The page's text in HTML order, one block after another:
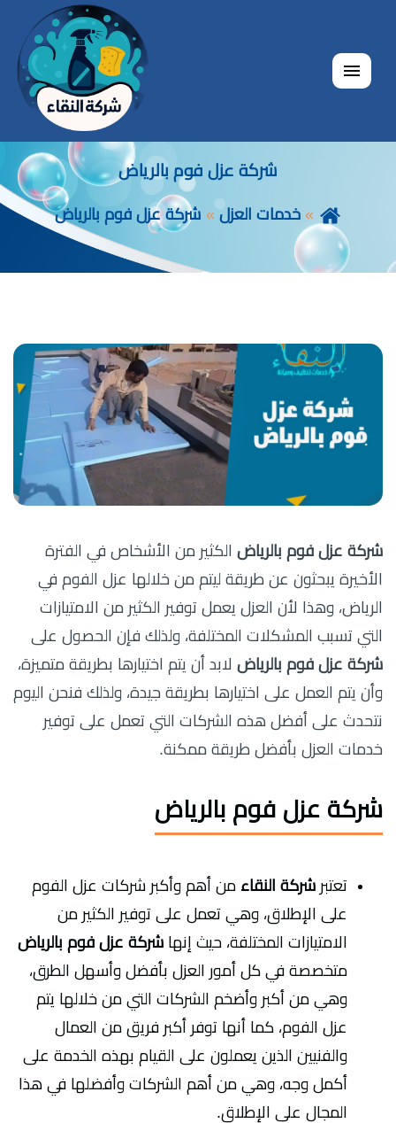
القائمة
شركة عزل فوم بالرياض
خدمات العزل شركة عزل فوم بالرياض
شركة عزل فوم بالرياض الكثير من الأشخاص في الفترة
الأخيرة يبحثون عن طريقة ليتم من خلالها عزل الفوم في
الرياض، وهذا لأن العزل يعمل توفير الكثير من الامتيازات
التي تسبب المشكلات المختلفة، ولذلك فإن الحصول على
شركة عزل فوم بالرياض لابد أن يتم اختيارها بطريقة متميزة،
وأن يتم العمل على اختيارها بطريقة جيدة، ولذلك فنحن اليوم
نتحدث على أفضل هذه الشركات التي تعمل على توفير
خدمات العزل بأفضل طريقة ممكنة.
شركة عزل فوم بالرياض
تعتبر شركة النقاء من أهم وأكبر شركات عزل الفوم
على الإطلاق، وهي تعمل على توفير الكثير من
الامتيازات المختلفة، حيث إنها شركة عزل فوم بالرياض
متخصصة في كل أمور العزل بأفضل وأسهل الطرق،
وهي من أكبر وأضخم الشركات التي من خلالها يتم
عزل الفوم، كما أنها توفر أكبر فريق من العمال
والفنيين الذين يعملون على القيام بهذه الخدمة على
أكمل وجه، وهي من أهم الشركات وأفضلها في هذا
المجال على الإطلاق.